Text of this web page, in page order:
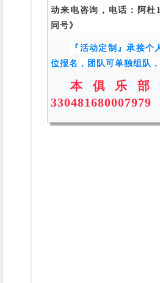
动来电咨询，电话：阿杜
同号》
『活动定制』承接个
位报名，团队可单独组队
本俱乐部
330481680007979